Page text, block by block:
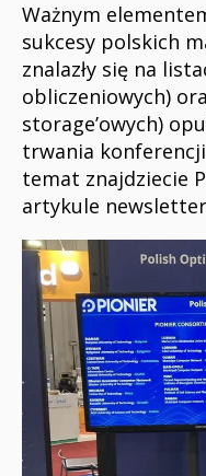
Ważnym
sukcesy polskich
znalazły się na
obliczeniowych)
storage’owych)
trwania
temat znajdziecie
artykule